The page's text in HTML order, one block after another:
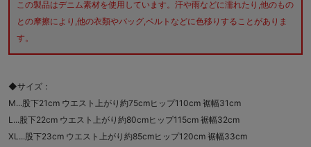
この製品はデニム素材を使用しています。汗や雨などに濡れたり,他のもの
との摩擦により,他の衣類やバッグ,ベルトなどに色移りすることがありま
す。
◆サイズ：
M...股下21cm ウエスト上がり約75cmヒップ110cm 裾幅31cm
L...股下22cm ウエスト上がり約80cmヒップ115cm 裾幅32cm
XL...股下23cm ウエスト上がり約85cmヒップ120cm 裾幅33cm